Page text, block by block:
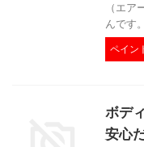
（エ
んです
ペイン
ボデ
安心